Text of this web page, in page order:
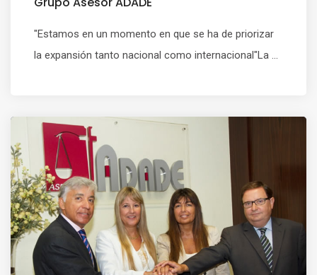
"Estamos en un momento en que se ha de priorizar
la expansión tanto nacional como internacional"La ...